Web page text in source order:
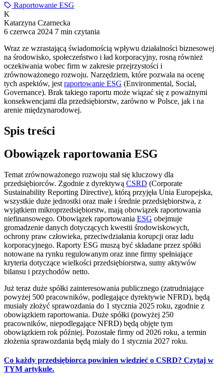
Raportowanie ESG
K
Katarzyna Czarnecka
6 czerwca 2024 7 min czytania
Wraz ze wzrastającą świadomością wpływu działalności biznesowej
na środowisko, społeczeństwo i ład korporacyjny, rosną również
oczekiwania wobec firm w zakresie przejrzystości i
zrównoważonego rozwoju. Narzędziem, które pozwala na ocenę
tych aspektów, jest raportowanie ESG (Environmental, Social,
Governance). Brak takiego raportu może wiązać się z poważnymi
konsekwencjami dla przedsiębiorstw, zarówno w Polsce, jak i na
arenie międzynarodowej.
Spis treści
Obowiązek raportowania ESG
Temat zrównoważonego rozwoju stał się kluczowy dla
przedsiębiorców. Zgodnie z dyrektywą CSRD (Corporate
Sustainability Reporting Directive), którą przyjęła Unia Europejska,
wszystkie duże jednostki oraz małe i średnie przedsiębiorstwa, z
wyjątkiem mikroprzedsiębiorstw, mają obowiązek raportowania
niefinansowego. Obowiązek raportowania ESG obejmuje
gromadzenie danych dotyczących kwestii środowiskowych,
ochrony praw człowieka, przeciwdziałania korupcji oraz ładu
korporacyjnego. Raporty ESG muszą być składane przez spółki
notowane na rynku regulowanym oraz inne firmy spełniające
kryteria dotyczące wielkości przedsiębiorstwa, sumy aktywów
bilansu i przychodów netto.
Już teraz duże spółki zainteresowania publicznego (zatrudniające
powyżej 500 pracowników, podlegające dyrektywie NFRD), będą
musiały złożyć sprawozdania do 1 stycznia 2025 roku, zgodnie z
obowiązkiem raportowania. Duże spółki (powyżej 250
pracowników, niepodlegające NFRD) będą objęte tym
obowiązkiem rok później. Pozostałe firmy od 2026 roku, a termin
złożenia sprawozdania będą miały do 1 stycznia 2027 roku.
Co każdy przedsiębiorca powinien wiedzieć o CSRD? Czytaj w
TYM artykule.